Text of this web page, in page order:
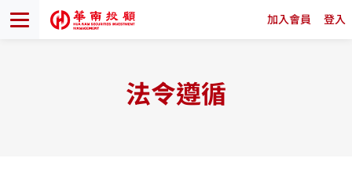
加入會員 登入
法令遵循